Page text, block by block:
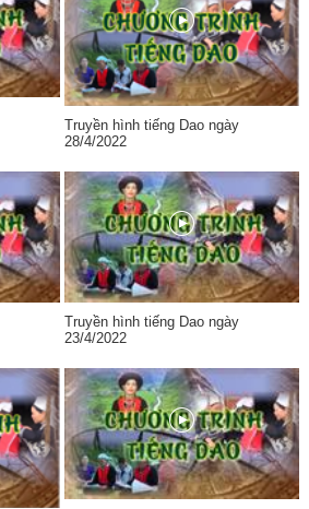
Truyền hình tiếng Dao ngày
28/4/2022
Truyền hình tiếng Dao ngày
23/4/2022